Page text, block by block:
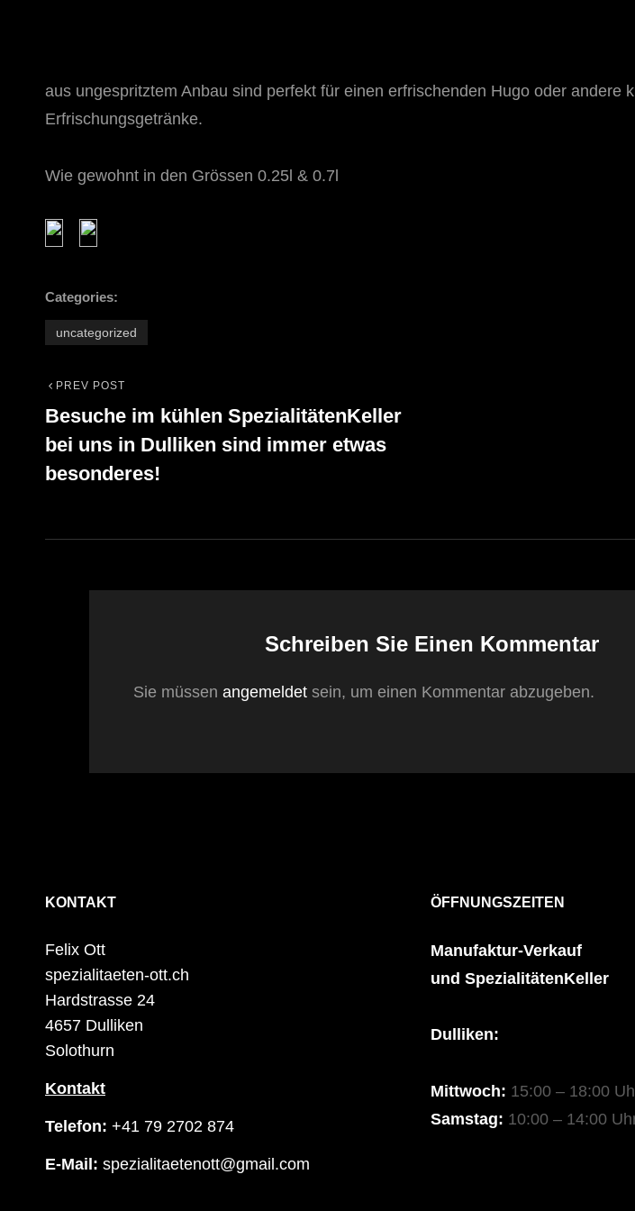
aus ungespritztem Anbau sind perfekt für einen erfrischenden Hugo oder andere
Erfrischungsgetränke.
Wie gewohnt in den Grössen 0.25l & 0.7l
Categories:
uncategorized
Beitrags-
Navigation
Previous
Post
PREV POST
Besuche im kühlen SpezialitätenKeller
bei uns in Dulliken sind immer etwas
besonderes!
Schreiben Sie Einen Kommentar
Sie müssenangemeldet sein, um einen Kommentar abzugeben.
KONTAKT
Felix Ott
spezialitaeten-ott.ch
Hardstrasse 24
4657 Dulliken
Solothurn
Kontakt
Telefon: +41 79 2702 874
E-Mail: spezialitaetenott@gmail.com
ÖFFNUNGSZEITEN
Manufaktur-Verkauf
und SpezialitätenKeller
Dulliken:
Mittwoch: 15:00 – 18:00
Samstag: 10:00 – 14:00